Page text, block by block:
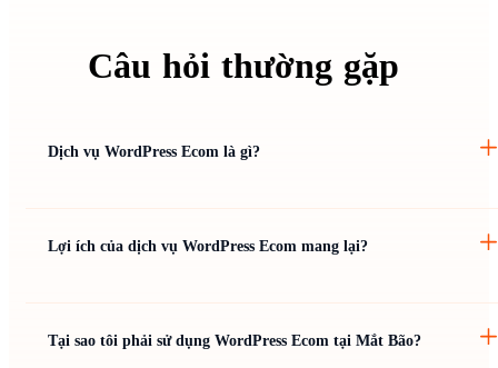
Câu hỏi thường gặp
Dịch vụ WordPress Ecom là gì?
Lợi ích của dịch vụ WordPress Ecom mang lại?
Tại sao tôi phải sử dụng WordPress Ecom tại Mắt Bão?